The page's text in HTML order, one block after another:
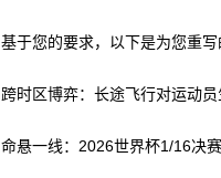
室路径规划策略**
基于您的要求，以下是为您重写
**2026世界杯参赛队后勤保障中
颈：国际物流枢纽效能制约机制
跨时区博弈：长途飞行对运动
命悬一线：2026世界杯1/16决